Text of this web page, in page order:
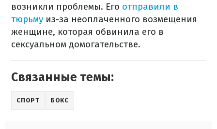
возникли проблемы. Его отправили в
тюрьму из-за неоплаченного возмещения
женщине, которая обвинила его в
сексуальном домогательстве.
Связанные темы:
СПОРТ БОКС